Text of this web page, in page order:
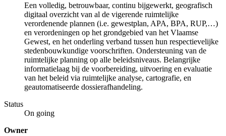
Een volledig, betrouwbaar, continu bijgewerkt, geografisch
digitaal overzicht van al de vigerende ruimtelijke
verordenende plannen (i.e. gewestplan, APA, BPA, RUP,…)
en verordeningen op het grondgebied van het Vlaamse
Gewest, en het onderling verband tussen hun respectievelijke
stedenbouwkundige voorschriften. Ondersteuning van de
ruimtelijke planning op alle beleidsniveaus. Belangrijke
informatielaag bij de voorbereiding, uitvoering en evaluatie
van het beleid via ruimtelijke analyse, cartografie, en
geautomatiseerde dossierafhandeling.
Status
On going
Owner